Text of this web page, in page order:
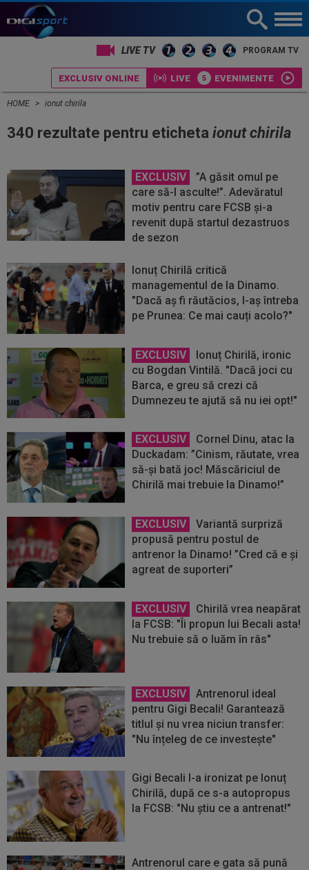
LIVE TV PROGRAM TV
EXCLUSIV ONLINE LIVE EVENIMENTE
HOME ionut chirila
340 rezultate pentru eticheta ionut chirila
EXCLUSIV
”A găsit omul pe
care să-l asculte!”. Adevăratul
motiv pentru care FCSB și-a
revenit după startul dezastruos
de sezon
Ionuț Chirilă critică
managementul de la Dinamo.
"Dacă aș fi răutăcios, l-aș întreba
pe Prunea: Ce mai cauți acolo?"
EXCLUSIV
Ionuț Chirilă, ironic
cu Bogdan Vintilă. "Dacă joci cu
Barca, e greu să crezi că
Dumnezeu te ajută să nu iei opt!"
EXCLUSIV
Cornel Dinu, atac la
Duckadam: ”Cinism, răutate, vrea
să-și bată joc! Măscăriciul de
Chirilă mai trebuie la Dinamo!”
EXCLUSIV
Variantă surpriză
propusă pentru postul de
antrenor la Dinamo! ”Cred că e și
agreat de suporteri”
EXCLUSIV
Chirilă vrea neapărat
la FCSB: "Îi propun lui Becali asta!
Nu trebuie să o luăm în râs"
EXCLUSIV
Antrenorul ideal
pentru Gigi Becali! Garantează
titlul și nu vrea niciun transfer:
"Nu înțeleg de ce investește"
Gigi Becali l-a ironizat pe Ionuț
Chirilă, după ce s-a autopropus
la FCSB: "Nu știu ce a antrenat!"
Antrenorul care e gata să pună